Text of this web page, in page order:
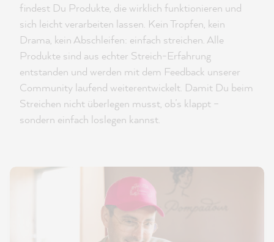
findest Du Produkte, die wirklich funktionieren und
sich leicht verarbeiten lassen. Kein Tropfen, kein
Drama, kein Abschleifen: einfach streichen. Alle
Produkte sind aus echter Streich-Erfahrung
entstanden und werden mit dem Feedback unserer
Community laufend weiterentwickelt. Damit Du beim
Streichen nicht überlegen musst, ob’s klappt –
sondern einfach loslegen kannst.